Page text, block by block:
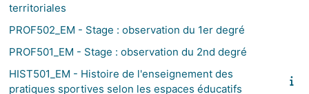
territoriales
PROF502_EM - Stage : observation du 1er degré
PROF501_EM - Stage : observation du 2nd degré
HIST501_EM - Histoire de l'enseignement des
pratiques sportives selon les espaces éducatifs